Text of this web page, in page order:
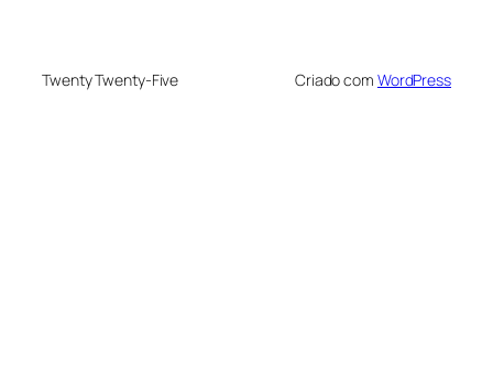
Twenty Twenty-Five Criado com WordPress